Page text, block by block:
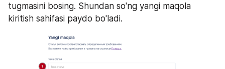
tugmasini bosing. Shundan so'ng yangi maqola
kiritish sahifasi paydo bo'ladi.